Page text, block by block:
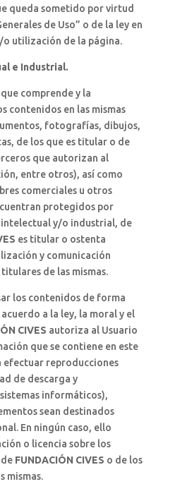
queda sometido por virtud
de Uso” o de la ley en
o utilización de la página.
e Industrial.
comprende y la
contenidos en las mismas
fotografías, dibujos,
de los que es titular o de
que autorizan al
entre otros), así como
comerciales u otros
protegidos por
y/o industrial, de
es titular o ostenta
y comunicación
de las mismas.
los contenidos de forma
a la ley, la moral y el
CIVES autoriza al Usuario
que se contiene en este
efectuar reproducciones
de descarga y
informáticos),
sean destinados
En ningún caso, ello
o licencia sobre los
FUNDACIÓN CIVES o de los
mismas.